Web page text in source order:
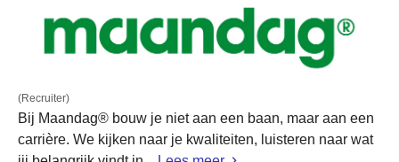
(Recruiter)
Bij Maandag® bouw je niet aan een baan, maar aan een
carrière. We kijken naar je kwaliteiten, luisteren naar wat